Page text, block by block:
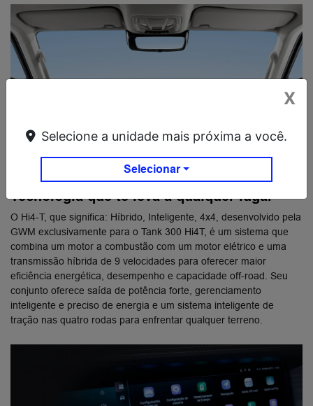
Tecnologia que te leva a qualquer lugar
O Hi4-T, que significa: Híbrido, Inteligente, 4x4, desenvolvido pela
GWM exclusivamente para o Tank 300 Hi4T, é um sistema que
combina um motor a combustão com um motor elétrico e uma
transmissão híbrida de 9 velocidades para oferecer maior
eficiência energética, desempenho e capacidade off-road. Seu
conjunto oferece saída de potência forte, gerenciamento
inteligente e preciso de energia e um sistema inteligente de
tração nas quatro rodas para enfrentar qualquer terreno.
X
Selecione a unidade mais próxima a você.
Selecionar